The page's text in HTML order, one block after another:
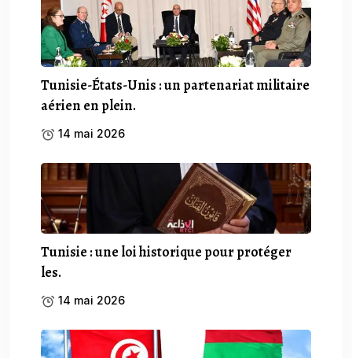
Tunisie-États-Unis : un partenariat militaire
aérien en plein.
14 mai 2026
Tunisie : une loi historique pour protéger
les.
14 mai 2026